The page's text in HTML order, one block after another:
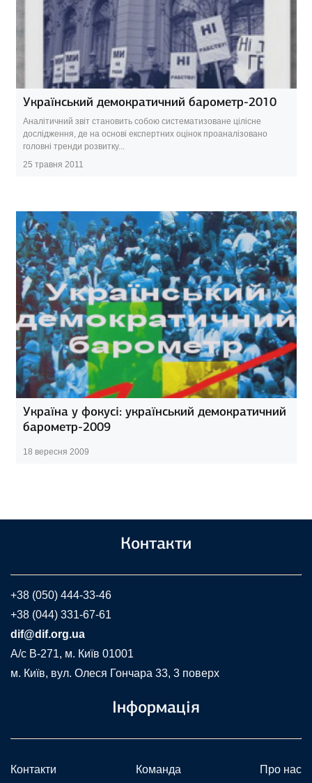
Український демократичний барометр-2010
Аналітичний звіт становить собою систематизоване цілісне
дослідження, де на основі експертних оцінок проаналізовано
головні тренди розвитку...
25 травня 2011
Україна у фокусі: український демократичний
барометр-2009
18 вересня 2009
Контакти
+38 (050) 444-33-46
+38 (044) 331-67-61
dif@dif.org.ua
A/c В-271, м. Київ 01001
м. Київ, вул. Олеся Гончара 33, 3 поверх
Інформація
Контакти Команда Про нас